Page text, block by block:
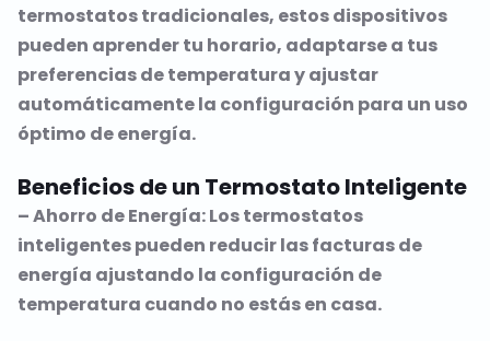
termostatos tradicionales, estos dispositivos
pueden aprender tu horario, adaptarse a tus
preferencias de temperatura y ajustar
automáticamente la configuración para un uso
óptimo de energía.
Beneficios de un Termostato Inteligente
– Ahorro de Energía: Los termostatos
inteligentes pueden reducir las facturas de
energía ajustando la configuración de
temperatura cuando no estás en casa.